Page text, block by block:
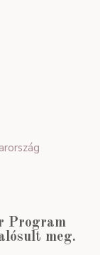
Program
meg.